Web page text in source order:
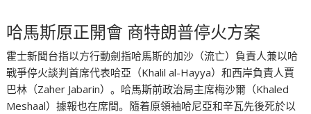
哈馬斯原正開會 商特朗普停火方案
霍士新聞台指以方行動劍指哈馬斯的加沙（流亡）負責人兼以哈
戰爭停火談判首席代表哈亞（Khalil al-Hayya）和西岸負責人賈
巴林（Zaher Jabarin）。哈馬斯前政治局主席梅沙爾（Khaled
Meshaal）據報也在席間。隨着原領袖哈尼亞和辛瓦先後死於以